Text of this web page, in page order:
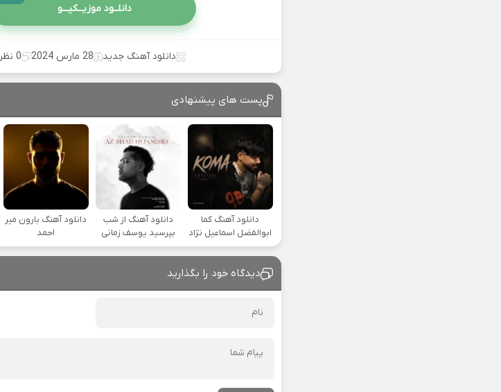
دانلــود موزیــکیـــو
دانلود آهنگ جدید 28 مارس 2024 0 نظر
پست های پیشنهادی
دانلود آهنگ کما
ابوالفضل اسماعیل نژاد
دانلود آهنگ از شب
بپرسید یوسف زمانی
دانلود آهنگ بارون میر
احمد
دیدگاه خود را بگذارید